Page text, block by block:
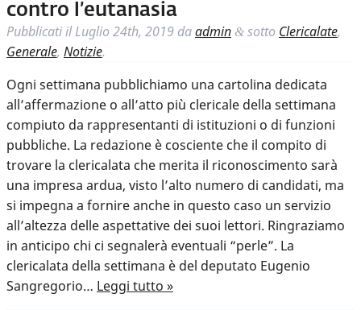
contro l’eutanasia
Pubblicati ilLuglio 24th, 2019 daadmin & sotto Clericalate,
Generale, Notizie.
Ogni settimana pubblichiamo una cartolina dedicata
all’affermazione o all’atto più clericale della settimana
compiuto da rappresentanti di istituzioni o di funzioni
pubbliche. La redazione è cosciente che il compito di
trovare la clericalata che merita il riconoscimento sarà
una impresa ardua, visto l’alto numero di candidati, ma
si impegna a fornire anche in questo caso un servizio
all’altezza delle aspettative dei suoi lettori. Ringraziamo
in anticipo chi ci segnalerà eventuali “perle”. La
clericalata della settimana è del deputato Eugenio
Sangregorio… Leggi tutto »